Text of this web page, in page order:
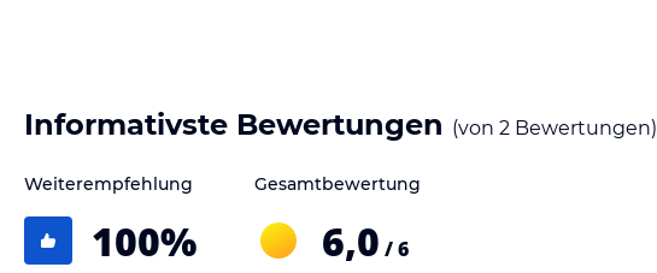
Informativste Bewertungen (von 2 Bewertungen)
Weiterempfehlung
100%
Gesamtbewertung
6,0 / 6